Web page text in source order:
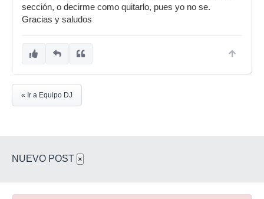
sección, o decirme como quitarlo, pues yo no se.
Gracias y saludos
« Ir a Equipo DJ
NUEVO POST ×